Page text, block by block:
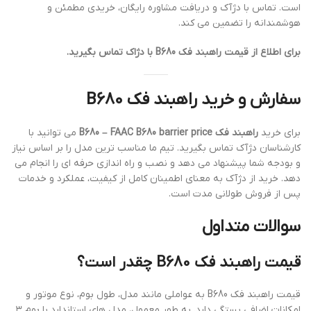
است. تماس با دژآک و دریافت مشاوره رایگان، خریدی مطمئن و
هوشمندانه را تضمین می کند.
برای اطلاع از قیمت راهبند فک B680 با دژاک تماس بگیرید.
سفارش و خرید راهبند فک B680
برای خرید راهبند فک B680 – FAAC B680 barrier price
می توانید با
کارشناسان دژآک تماس بگیرید. تیم ما مناسب ترین مدل را بر اساس نیاز
و بودجه شما پیشنهاد می دهد و نصب و راه اندازی حرفه ای را انجام می
دهد. خرید از دژآک به معنای اطمینان کامل از کیفیت، عملکرد و خدمات
پس از فروش طولانی مدت است.
سوالات متداول
قیمت راهبند فک B680 چقدر است؟
قیمت راهبند فک B680 به عواملی مانند مدل، طول بوم، نوع موتور و